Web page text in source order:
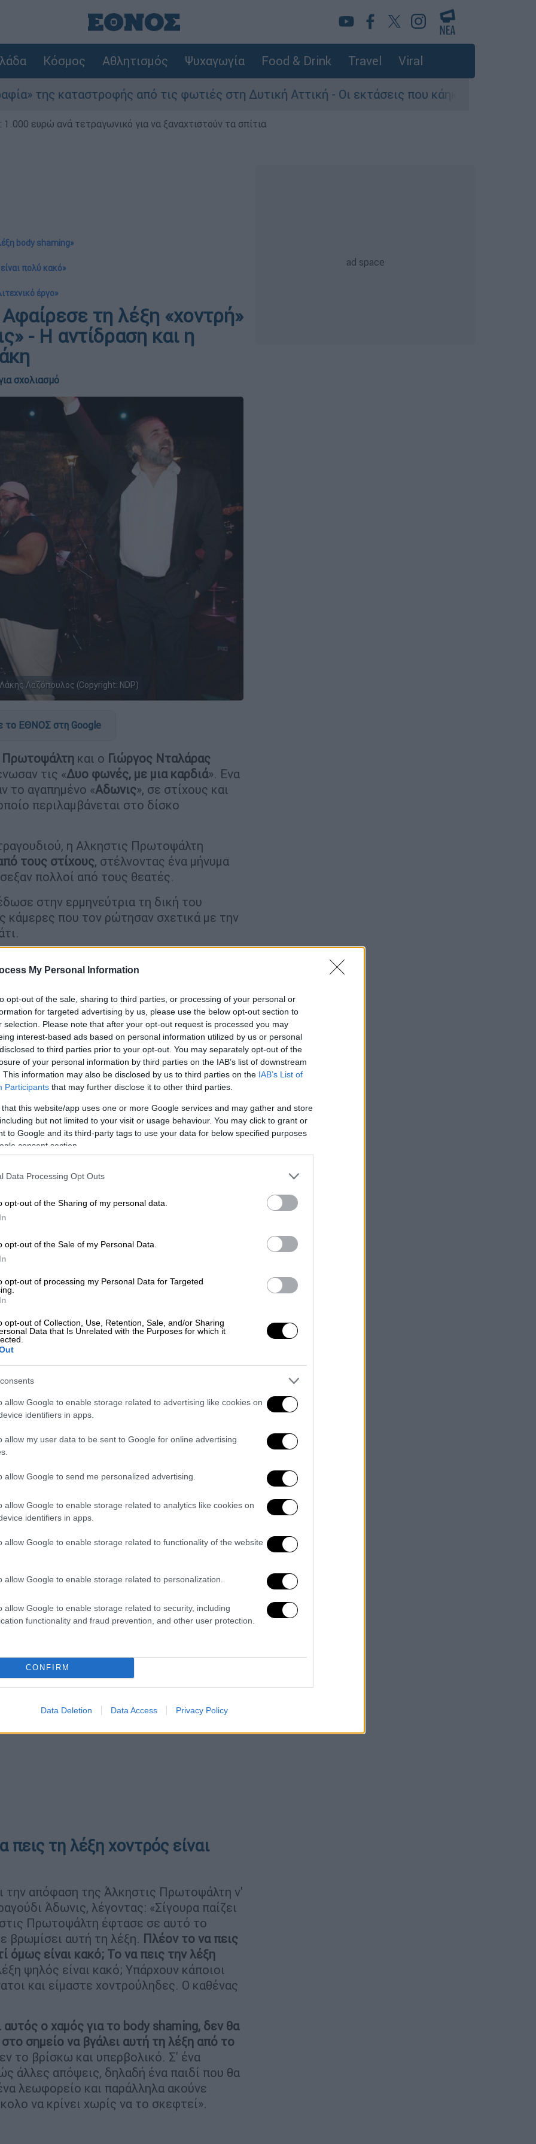
My Personal Information
opt-out of the sale, sharing to third parties, or processing of your personal or
for targeted advertising by us, please use the below opt-out section to
selection. Please note that after your opt-out request is processed you may
interest-based ads based on personal information utilized by us or personal
to third parties prior to your opt-out. You may separately opt-out of the
of your personal information by third parties on the IAB’s list of downstream
This information may also be disclosed by us to third parties on the IAB’s List of
Participants that may further disclose it to other third parties.
that this website/app uses one or more Google services and may gather and store
but not limited to your visit or usage behaviour. You may click to grant or
to Google and its third-party tags to use your data for below specified purposes
consent section.
Data Processing Opt Outs
opt-out of the Sharing of my personal data.
opt-out of the Sale of my Personal Data.
opt-out of processing my Personal Data for Targeted
opt-out of Collection, Use, Retention, Sale, and/or Sharing
Data that Is Unrelated with the Purposes for which it
allow Google to enable storage related to advertising like cookies on
identifiers in apps.
allow my user data to be sent to Google for online advertising
allow Google to send me personalized advertising.
allow Google to enable storage related to analytics like cookies on
identifiers in apps.
allow Google to enable storage related to functionality of the website
allow Google to enable storage related to personalization.
allow Google to enable storage related to security, including
functionality and fraud prevention, and other user protection.
CONFIRM
Data Deletion Data Access Privacy Policy
Κόσμος Αθλητισμός Ψυχαγωγία Food & Drink Travel Viral
από τις φωτιές στη Δυτική Αττική - Οι εκτάσεις που κάηκαν και η επόμενη μέρα του
ευρώ ανά τετραγωνικό για να ξαναχτιστούν τα σπίτια
body shaming»
πολύ κακό»
έργο»
τη λέξη «χοντρή»
- Η αντίδραση και η
σχολιασμό
Λαζόπουλος (Copyright: NDP)
το ΕΘΝΟΣ στη Google
Πρωτοψάλτη και ο Γιώργος Νταλάρας
τις «Δυο φωνές, με μια καρδιά». Ενα
το αγαπημένο «Αδωνις», σε στίχους και
περιλαμβάνεται στο δίσκο
η Αλκηστις Πρωτοψάλτη
τους στίχους, στέλνοντας ένα μήνυμα
πολλοί από τους θεατές.
στην ερμηνεύτρια τη δική του
κάμερες που τον ρώτησαν σχετικά με την
video
body shaming»
ερμηνευτής στη ζωντανή απόδοση των
οτιδήποτε. Εγώ κάθε φορά που λέω το
χοντρή και όλες οι χοντρούλες από
ότι κάτι φταίει και δεν κάνει να
αλλά το τραγούδι είναι 40 ετών
με νοιάζει. Δεν επικοινωνώ με την κυρία
Αθηναίων, ούτε κι εκείνη μαζί μου.
συγκεκριμένο υπαρκτό, αντρικό
σας το αποκαλύψω. Είναι πασίγνωστο
τραγούδι τότε» είπε, αρχικά,
πρόσωπο
του τραγουδιού αποκάλυψε πως
δεν αποκάλυψε για ποιο πρόκειται.
συγκεκριμένο υπαρκτό, αντρικό
σας το αποκαλύψω. Είναι πασίγνωστο
το τραγούδι τότε».
τη λέξη χοντρός είναι
την απόφαση της Άλκηστις Πρωτοψάλτη ν'
Άδωνις, λέγοντας: «Σίγουρα παίζει
Πρωτοψάλτη έφτασε σε αυτό το
βρωμίσει αυτή τη λέξη. Πλέον το να πεις
όμως είναι κακό; Το να πεις την λέξη
ψηλός είναι κακό; Υπάρχουν κάποιοι
και είμαστε χοντρούληδες. Ο καθένας
αυτός ο χαμός για το body shaming, δεν θα
σημείο να βγάλει αυτή τη λέξη από το
το βρίσκω και υπερβολικό. Σ' ένα
άλλες απόψεις, δηλαδή ένα παιδί που θα
λεωφορείο και παράλληλα ακούνε
να κρίνει χωρίς να το σκεφτεί».